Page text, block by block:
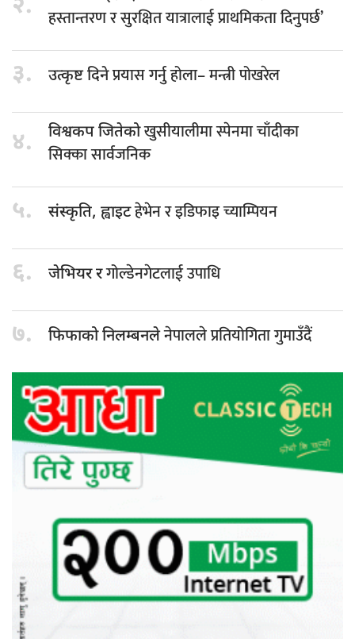
२.
हस्तान्तरण र सुरक्षित यात्रालाई प्राथमिकता दिनुपर्छ’
३. उत्कृष्ट दिनेप्रयास गर्नु होला– मन्त्री पोखरेल
४. विश्वकप जितेकोखुसीयालीमा स्पेनमा चाँदीका
सिक्का सार्वजनिक
५. संस्कृति, ह्वाइटहेभेन र इडिफाइ च्याम्पियन
६. जेभियर रगोल्डेनगेटलाई उपाधि
७. फिफाको निलम्बनलेनेपालले प्रतियोगिता गुमाउँदैं